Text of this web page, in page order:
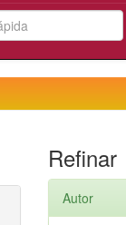
Refinar
Autor